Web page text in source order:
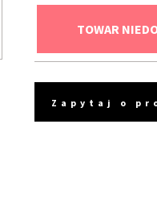
TOWAR
Zapytaj o